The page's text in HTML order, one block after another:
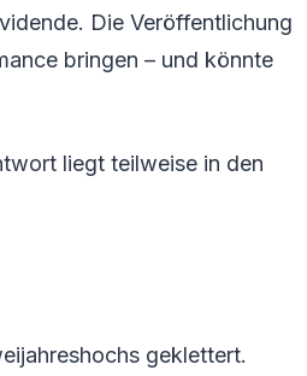
Die Veröffentlichung
bringen – und könnte
liegt teilweise in den
geklettert.